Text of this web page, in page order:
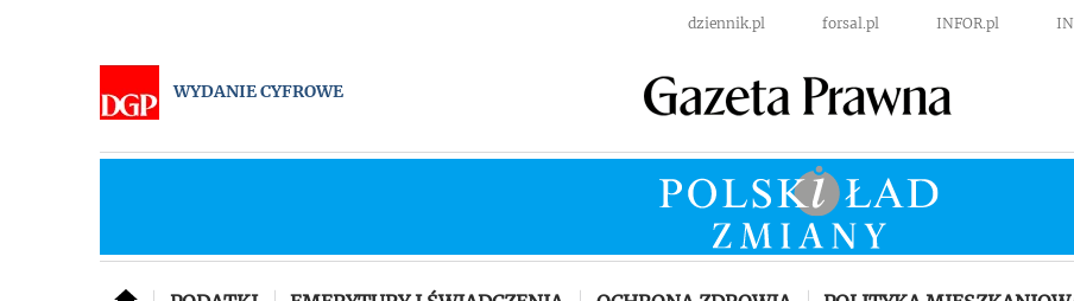
dziennik.pl forsal.pl INFOR.pl
WYDANIE CYFROWE